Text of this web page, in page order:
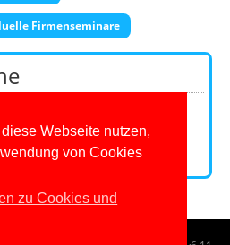
Webseite nutzen,
von Cookies
zu Cookies und
Firmenseminare